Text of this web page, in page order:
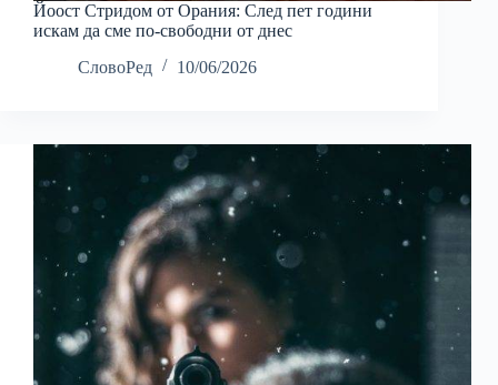
Йоост Стридом от Орания: След пет години
искам да сме по-свободни от днес
СловоРед
10/06/2026